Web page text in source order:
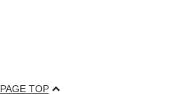
PAGE TOP